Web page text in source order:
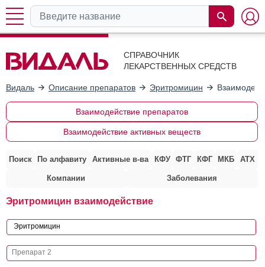
СПРАВОЧНИК
ЛЕКАРСТВЕННЫХ СРЕДСТВ
Видаль Описание препаратов Эритромицин
Взаимодействие препаратов
Взаимодействие активных веществ
Поиск По алфавиту Активные в-ва КФУ ФТГ КФГ МКБ АТХ
Компании Заболевания
Эритромицин взаимодействие